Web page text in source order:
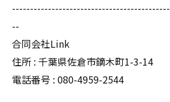
--
合同会社Link
住所 : 千葉県佐倉市鏑木町1-3-14
電話番号 : 080-4959-2544